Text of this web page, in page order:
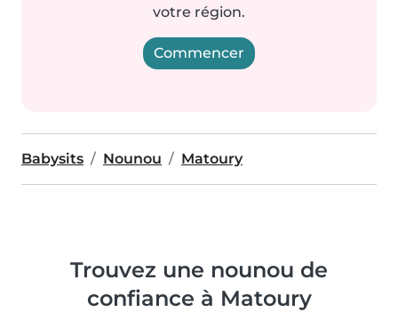
votre région.
Commencer
Babysits Nounou Matoury
Trouvez une nounou de
confiance à Matoury